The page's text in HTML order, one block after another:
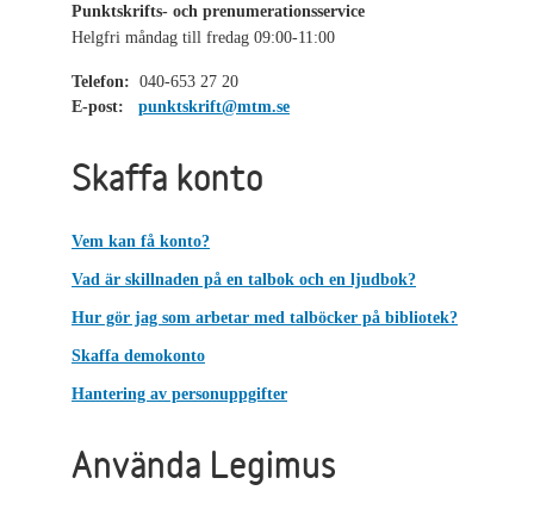
Punktskrifts- och prenumerationsservice
Helgfri måndag till fredag 09:00-11:00
Telefon: 040-653 27 20
E-post:
punktskrift@mtm.se
Skaffa konto
Vem kan få konto?
Vad är skillnaden på en talbok och en ljudbok?
Hur gör jag som arbetar med talböcker på bibliotek?
Skaffa demokonto
Hantering av personuppgifter
Använda Legimus